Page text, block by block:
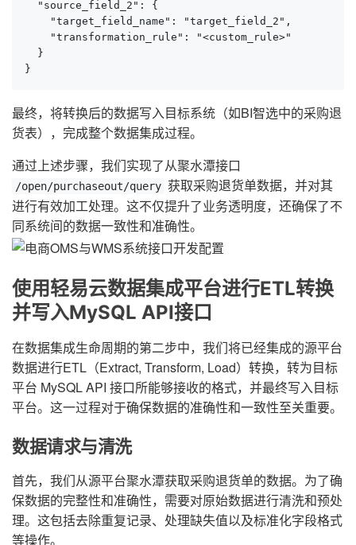
  "source_field_2": {
    "target_field_name": "target_field_2",
    "transformation_rule": "<custom_rule>"
  }
}
最终，将转换后的数据写入目标系统（如BI智选中的采购退
货表），完成整个数据集成过程。
通过上述步骤，我们实现了从聚水潭接口
/open/purchaseout/query 获取采购退货单数据，并对其
进行有效加工处理。这不仅提升了业务透明度，还确保了不
同系统间的数据一致性和准确性。
使用轻易云数据集成平台进行ETL转换
并写入MySQL API接口
在数据集成生命周期的第二步中，我们将已经集成的源平台
数据进行ETL（Extract, Transform, Load）转换，转为目标
平台 MySQL API 接口所能够接收的格式，并最终写入目标
平台。这一过程对于确保数据的准确性和一致性至关重要。
数据请求与清洗
首先，我们从源平台聚水潭获取采购退货单的数据。为了确
保数据的完整性和准确性，需要对原始数据进行清洗和预处
理。这包括去除重复记录、处理缺失值以及标准化字段格式
等操作。